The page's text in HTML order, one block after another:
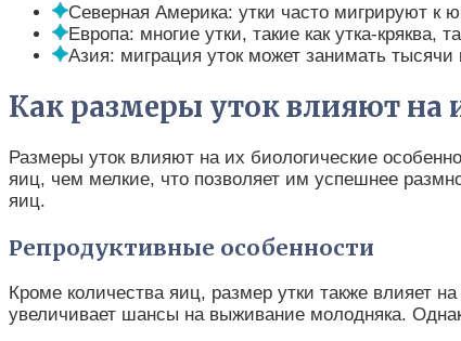
Северная Америка: утки часто мигрируют к
Европа: многие утки, такие как утка-
Азия: миграция уток может занимать тысячи
Как размеры уток влияют на
Размеры уток влияют на их биологические
яиц, чем мелкие, что позволяет им успешнее
яиц.
Репродуктивные особенности
Кроме количества яиц, размер утки также влияет
увеличивает шансы на выживание молодняка.